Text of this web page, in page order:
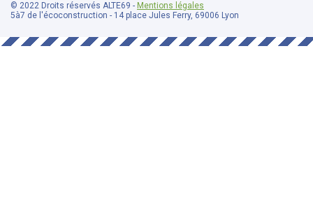
© 2022 Droits réservés ALTE69 - Mentions légales
5à7 de l'écoconstruction - 14 place Jules Ferry, 69006 Lyon